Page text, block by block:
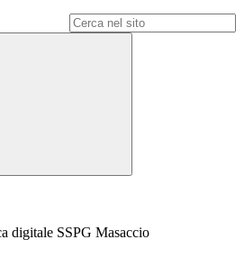
digitale SSPG Masaccio